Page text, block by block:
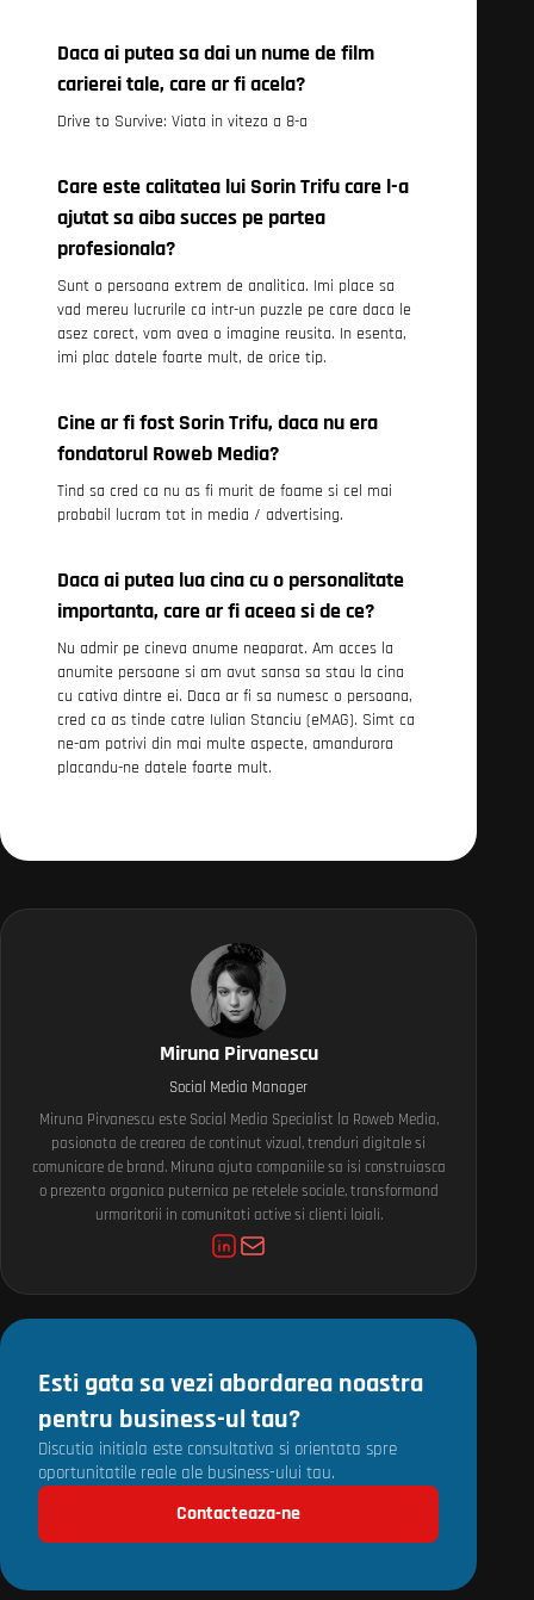
Daca ai putea sa dai un nume de film
carierei tale, care ar fi acela?
Drive to Survive: Viata in viteza a 8-a
Care este calitatea lui Sorin Trifu care l-a
ajutat sa aiba succes pe partea
profesionala?
Sunt o persoana extrem de analitica. Imi place sa
vad mereu lucrurile ca intr-un puzzle pe care daca le
asez corect, vom avea o imagine reusita. In esenta,
imi plac datele foarte mult, de orice tip.
Cine ar fi fost Sorin Trifu, daca nu era
fondatorul Roweb Media?
Tind sa cred ca nu as fi murit de foame si cel mai
probabil lucram tot in media / advertising.
Daca ai putea lua cina cu o personalitate
importanta, care ar fi aceea si de ce?
Nu admir pe cineva anume neaparat. Am acces la
anumite persoane si am avut sansa sa stau la cina
cu cativa dintre ei. Daca ar fi sa numesc o persoana,
cred ca as tinde catre Iulian Stanciu (eMAG). Simt ca
ne-am potrivi din mai multe aspecte, amandurora
placandu-ne datele foarte mult.
Miruna Pirvanescu
Social Media Manager
Miruna Pirvanescu este Social Media Specialist la Roweb Media,
pasionata de crearea de continut vizual, trenduri digitale si
comunicare de brand. Miruna ajuta companiile sa isi construiasca
o prezenta organica puternica pe retelele sociale, transformand
urmaritorii in comunitati active si clienti loiali.
Esti gata sa vezi abordarea noastra
pentru business-ul tau?
Discutia initiala este consultativa si orientata spre
oportunitatile reale ale business-ului tau.
Contacteaza-ne